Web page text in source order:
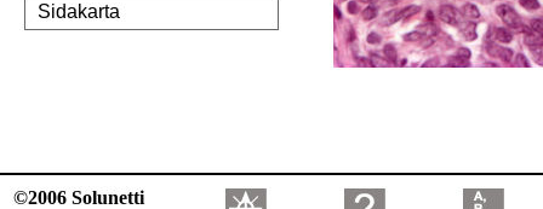
Sidakarta
©2006 Solunetti